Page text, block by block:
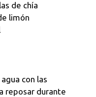
de chía
limón
con las
reposar durante